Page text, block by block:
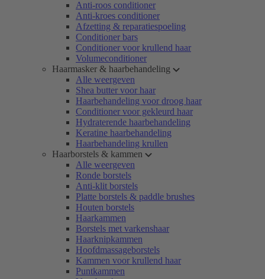
Anti-roos conditioner
Anti-kroes conditioner
Afzetting & reparatiespoeling
Conditioner bars
Conditioner voor krullend haar
Volumeconditioner
Haarmasker & haarbehandeling
Alle weergeven
Shea butter voor haar
Haarbehandeling voor droog haar
Conditioner voor gekleurd haar
Hydraterende haarbehandeling
Keratine haarbehandeling
Haarbehandeling krullen
Haarborstels & kammen
Alle weergeven
Ronde borstels
Anti-klit borstels
Platte borstels & paddle brushes
Houten borstels
Haarkammen
Borstels met varkenshaar
Haarknipkammen
Hoofdmassageborstels
Kammen voor krullend haar
Puntkammen